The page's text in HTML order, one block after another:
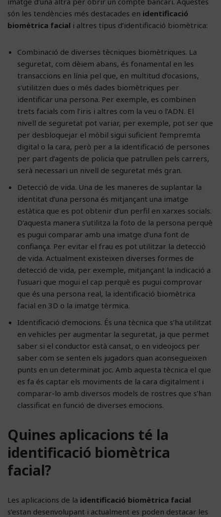
són les tendències més destacades en identificació
biomètrica facial i altres tipus d’identificació biomètrica:
Combinació de diverses tècniques biomètriques. La
seguretat, com dèiem abans, és fonamental en les
transaccions en línia pel que, en multitud d’ocasions,
s’utilitzen dues o més dades biomètriques per
identificar una persona. Per exemple, es combinen
trets facials com l’iris i altres com la veu o l’ADN. El
nivell de seguretat pot variar, per exemple, pot ser que
per desbloquejar el mòbil sigui suficient l’empremta
digital o la cara, però per a la identificació de persones
per part d’agents de policia que patrullen pels carrers,
serà necessari un nivell de seguretat més gran.
Detecció de vida. Una de les maneres de suplantar la
identitat d’una persona és mitjançant una imatge
estàtica que es pot obtenir d’un perfil en xarxes socials.
D’aquesta manera s’utilitza la foto de la persona perquè
es pugui comparar amb una imatge d’una font de
confiança. Per evitar el frau es pot utilitzar la detecció
de vida. Actualment existeixen diverses formes de
detecció de vida, per exemple, mitjançant la indicació a
l’usuari que mogui el cap perquè es pugui comprovar
que és una persona real, la identificació biomètrica
facial en 3D o la imatge tèrmica.
Identificació d’emocions. És una tècnica que s’ha utilitzat
en vehicles per augmentar la seguretat, ja que permet
saber si el conductor està cansat, o en videojocs per
saber com se senten els jugadors quan aconsegueixen
punts en un determinat joc. Amb aquesta tècnica el que
es fa és captar els moviments de la cara digitalment i
comparar-lo amb diversos models de rostres que s’han
classificat en funció de diverses emocions.
Quines aplicacions té la
identificació biomètrica
facial?
Les aplicacions de la identificació biomètrica facial
s’estan desenvolupant i actualment es poden destacar les